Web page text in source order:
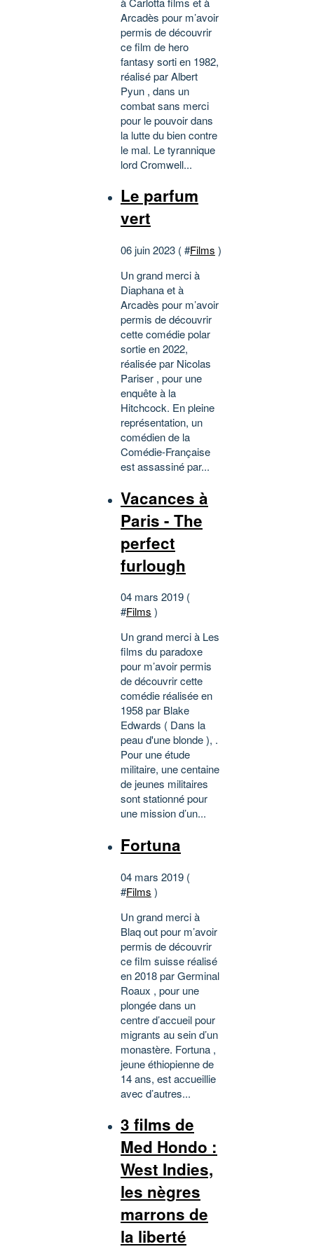
Arcadès pour m’avoir
permis de découvrir
ce film de hero
fantasy sorti en 1982,
réalisé par Albert
Pyun , dans un
combat sans merci
pour le pouvoir dans
la lutte du bien contre
le mal. Le tyrannique
lord Cromwell...
Le parfum
vert
06 juin 2023 ( #Films )
Un grand merci à
Diaphana et à
Arcadès pour m’avoir
permis de découvrir
cette comédie polar
sortie en 2022,
réalisée par Nicolas
Pariser , pour une
enquête à la
Hitchcock. En pleine
représentation, un
comédien de la
Comédie-Française
est assassiné par...
Vacances à
Paris - The
perfect
furlough
04 mars 2019 (
#Films )
Un grand merci à Les
films du paradoxe
pour m’avoir permis
de découvrir cette
comédie réalisée en
1958 par Blake
Edwards ( Dans la
peau d'une blonde ), .
Pour une étude
militaire, une centaine
de jeunes militaires
sont stationné pour
une mission d’un...
Fortuna
04 mars 2019 (
#Films )
Un grand merci à
Blaq out pour m’avoir
permis de découvrir
ce film suisse réalisé
en 2018 par Germinal
Roaux , pour une
plongée dans un
centre d’accueil pour
migrants au sein d’un
monastère. Fortuna ,
jeune éthiopienne de
14 ans, est accueillie
avec d’autres...
3 films de
Med Hondo :
West Indies,
les nègres
marrons de
la liberté